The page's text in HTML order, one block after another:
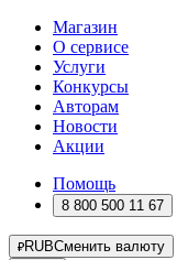
Магазин
О сервисе
Услуги
Конкурсы
Авторам
Новости
Акции
Помощь
8 800 500 11 67
RUBСменить валюту